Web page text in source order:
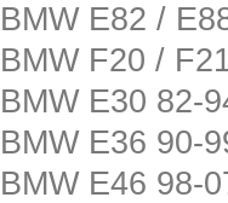
BMW E82 /
BMW F20 /
BMW E30 82-
BMW E36 90-
BMW E46 98-